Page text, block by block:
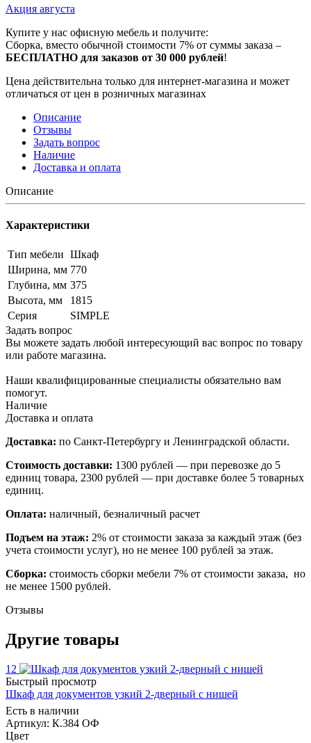
Акция августа
Купите у нас офисную мебель и получите:
Сборка, вместо обычной стоимости 7% от суммы заказа –
БЕСПЛАТНО для заказов от 30 000 рублей!
Цена действительна только для интернет-магазина и может
отличаться от цен в розничных магазинах
Описание
Отзывы
Задать вопрос
Наличие
Доставка и оплата
Описание
Характеристики
Тип мебели Шкаф
Ширина, мм 770
Глубина, мм 375
Высота, мм
1815
Серия
SIMPLE
Задать вопрос
Вы можете задать любой интересующий вас вопрос по товару
или работе магазина.
Наши квалифицированные специалисты обязательно вам
помогут.
Наличие
Доставка и оплата
Доставка: по Санкт-Петербургу и Ленинградской области.
Стоимость доставки: 1300 рублей — при перевозке до 5
единиц товара, 2300 рублей — при доставке более 5 товарных
единиц.
Оплата: наличный, безналичный расчет
Подъем на этаж: 2% от стоимости заказа за каждый этаж (без
учета стоимости услуг), но не менее 100 рублей за этаж.
Сборка: стоимость сборки мебели 7% от стоимости заказа, но
не менее 1500 рублей.
Отзывы
Другие товары
12
Быстрый просмотр
Шкаф для документов узкий 2-дверный с нишей
Есть в наличии
Артикул: К.384 ОФ
Цвет